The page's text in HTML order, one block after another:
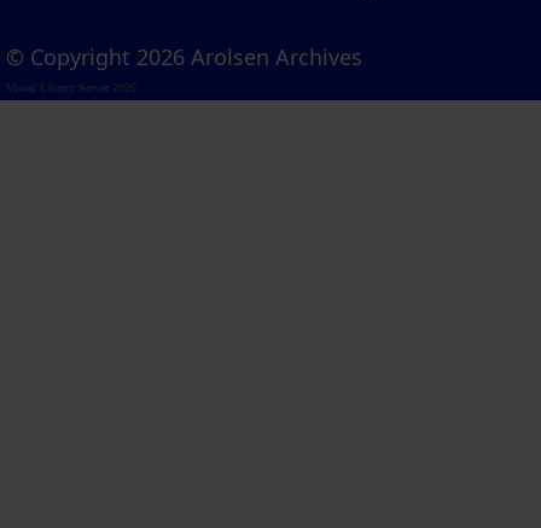
© Copyright 2026 Arolsen Archives
Visual Library Server 2026